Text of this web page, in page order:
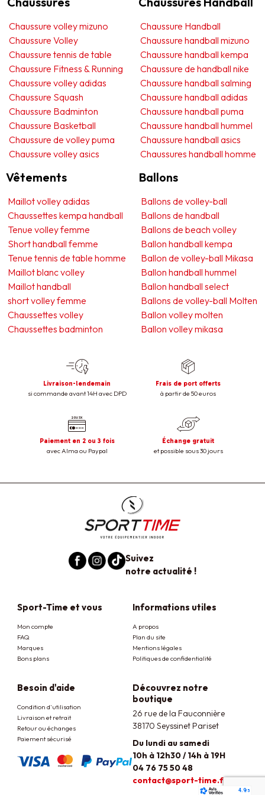
Chaussure volley mizuno
Chaussure Volley
Chaussure tennis de table
Chaussure Fitness & Running
Chaussure volley adidas
Chaussure Squash
Chaussure Badminton
Chaussure Basketball
Chaussure de volley puma
Chaussure volley asics
Chaussure Handball
Chaussure handball mizuno
Chaussure handball kempa
Chaussure de handball nike
Chaussure handball salming
Chaussure handball adidas
Chaussure handball puma
Chaussure handball hummel
Chaussure handball asics
Chaussures handball homme
Vêtements
Maillot volley adidas
Chaussettes kempa handball
Tenue volley femme
Short handball femme
Tenue tennis de table homme
Maillot blanc volley
Maillot handball
short volley femme
Chaussettes volley
Chaussettes badminton
Ballons
Ballons de volley-ball
Ballons de handball
Ballons de beach volley
Ballon handball kempa
Ballon de volley-ball Mikasa
Ballon handball hummel
Ballon handball select
Ballons de volley-ball Molten
Ballon volley molten
Ballon volley mikasa
Livraison-lendemain
si commande avant 14H avec DPD
Frais de port offerts
à partir de 50 euros
Paiement en 2 ou 3 fois
avec Alma ou Paypal
Échange gratuit
et possible sous 30 jours
Suivez
notre actualité !
Sport-Time et vous
Mon compte
FAQ
Marques
Bons plans
Informations utiles
A propos
Plan du site
Mentions légales
Politiques de confidentialité
Besoin d'aide
Condition d'utilisation
Livraison et retrait
Retour ou échanges
Paiement sécurisé
Découvrez notre
boutique
26 rue de la Fauconnière
38170 Seyssinet Pariset
Du lundi au samedi
10h à 12h30 / 14h à 19H
04 76 75 50 48
contact@sport-time.fr